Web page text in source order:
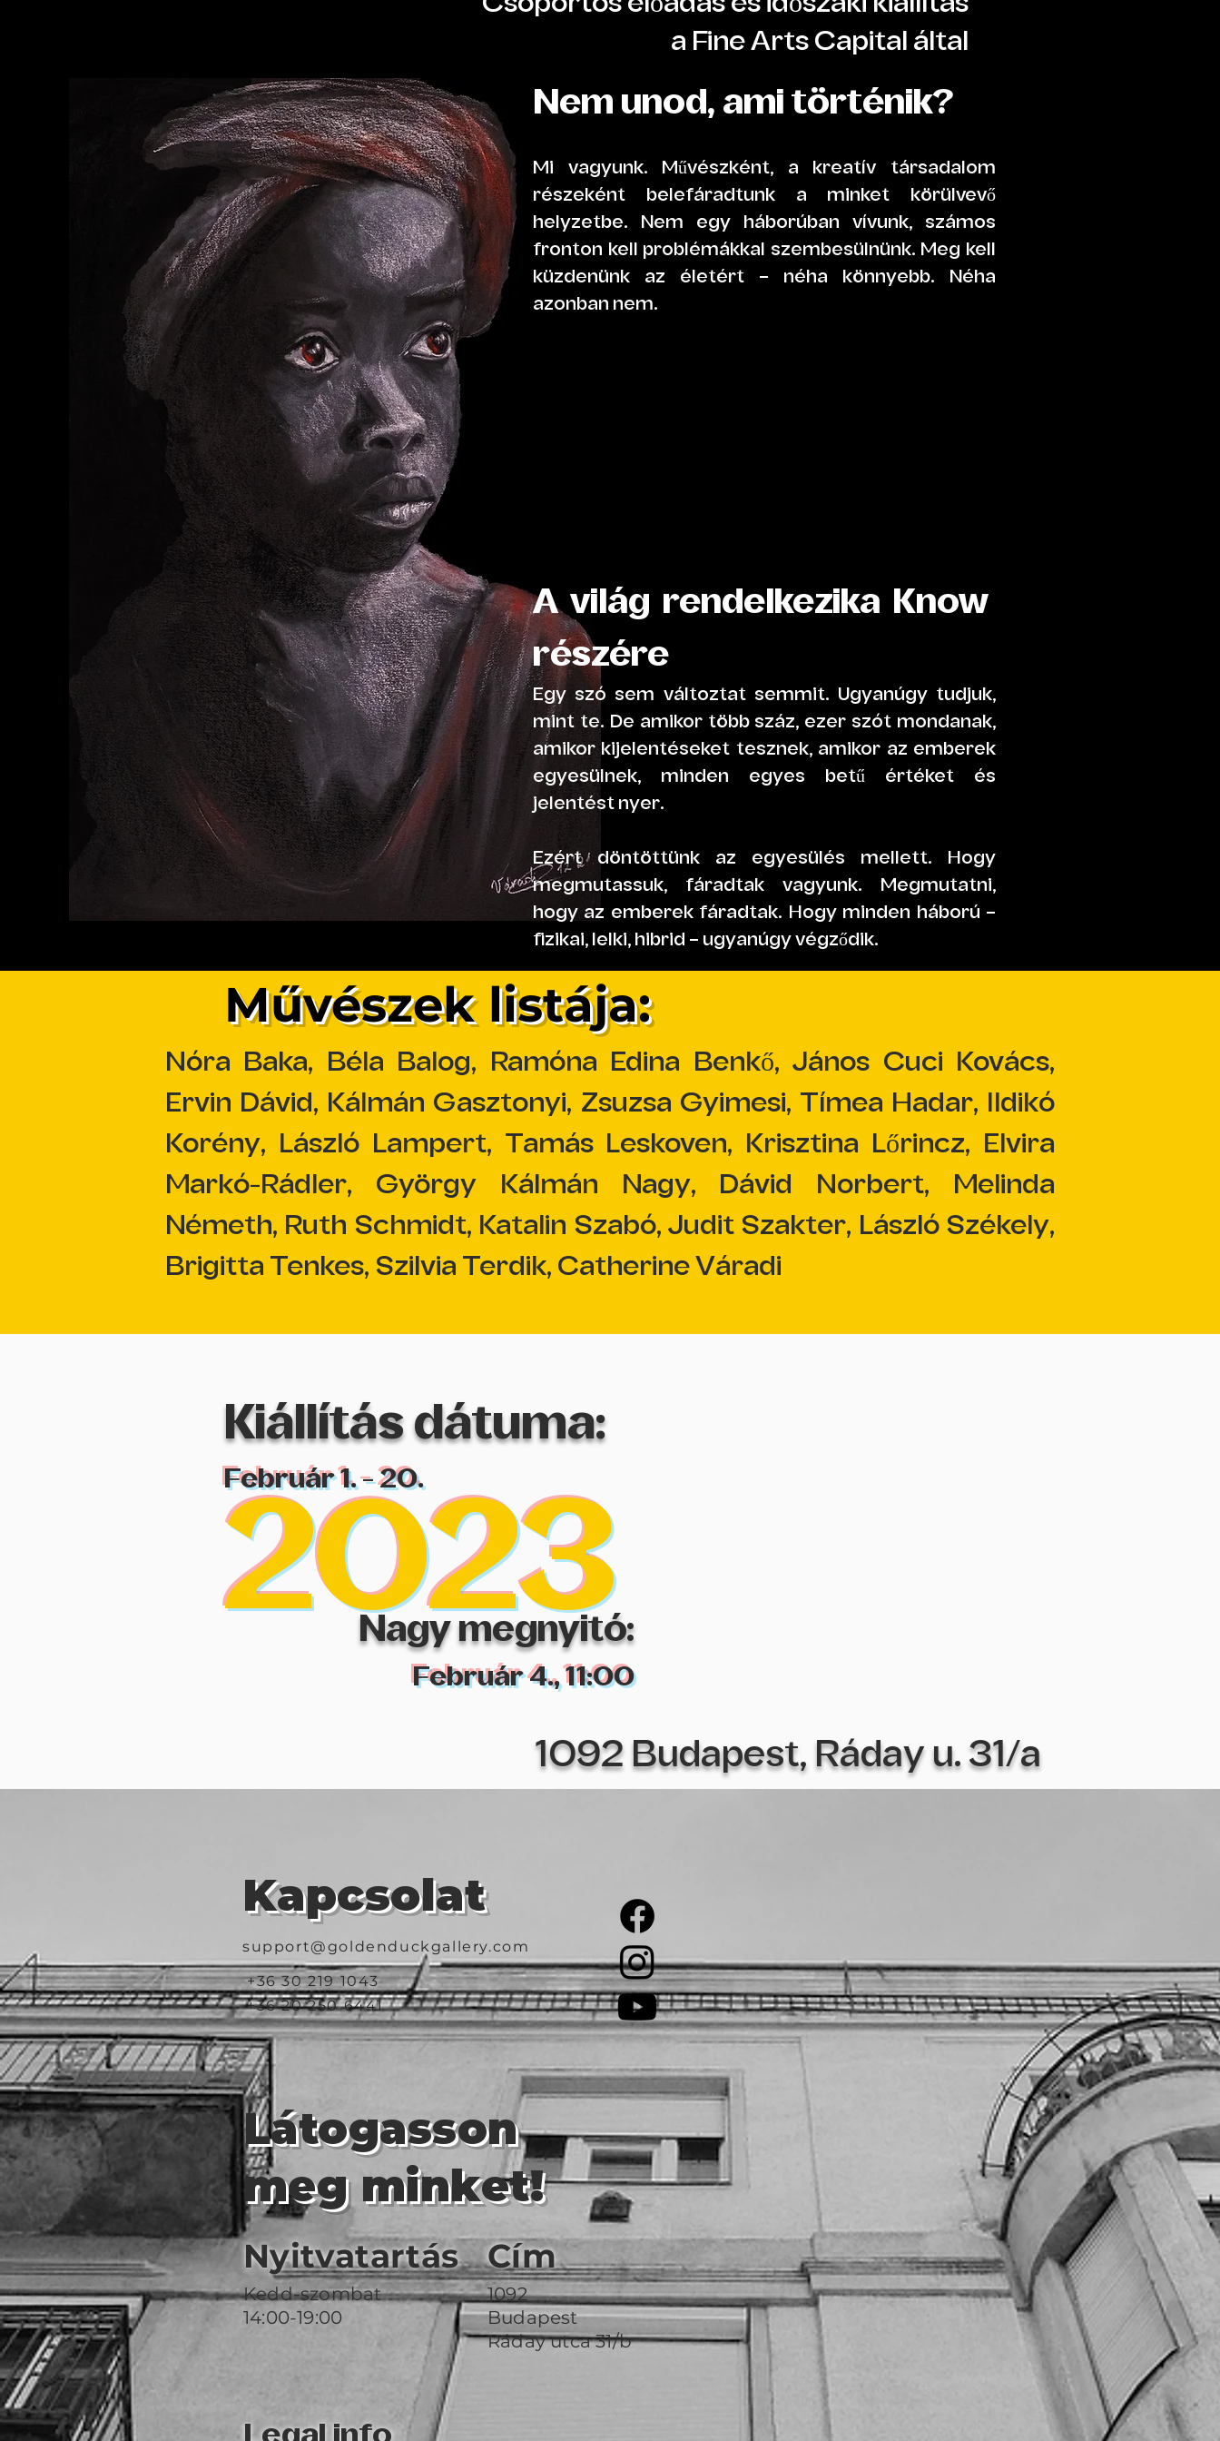
Csoportos előadás és időszaki kiállítás
a Fine Arts Capital által
Nem unod, ami történik?
Mi vagyunk. Művészként, a kreatív társadalom
részeként belefáradtunk a minket körülvevő
helyzetbe. Nem egy háborúban vívunk, számos
fronton kell problémákkal szembesülnünk. Meg kell
küzdenünk az életért – néha könnyebb. Néha
azonban nem.
A világ rendelkezika Know
részére
Egy szó sem változtat semmit. Ugyanúgy tudjuk,
mint te. De amikor több száz, ezer szót mondanak,
amikor kijelentéseket tesznek, amikor az emberek
egyesülnek, minden egyes betű értéket és
jelentést nyer.
Ezért döntöttünk az egyesülés mellett. Hogy
megmutassuk, fáradtak vagyunk. Megmutatni,
hogy az emberek fáradtak. Hogy minden háború –
fizikai, lelki, hibrid – ugyanúgy végződik.
Művészek listája:
Nóra Baka, Béla Balog, Ramóna Edina Benkő, János Cuci Kovács,
Ervin Dávid, Kálmán Gasztonyi, Zsuzsa Gyimesi, Tímea Hadar, Ildikó
Korény, László Lampert, Tamás Leskoven, Krisztina Lőrincz, Elvira
Markó-Rádler, György Kálmán Nagy, Dávid Norbert, Melinda
Németh, Ruth Schmidt, Katalin Szabó, Judit Szakter, László Székely,
Brigitta Tenkes, Szilvia Terdik, Catherine Váradi
2023
Kiállítás dátuma:
Február 1. - 20.
Nagy megnyitó:
Február 4., 11:00
1092 Budapest, Ráday u. 31/a
Kapcsolat
support@goldenduckgallery.com
+36 30 219 1043
+36 20 250 6441
Látogasson
meg minket!
Nyitvatartás Cím
Kedd-szombat
14:00-19:00
1092
Budapest
Ráday utca 31/b